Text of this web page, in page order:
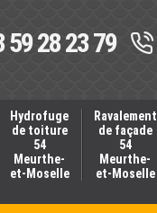
59 28 23 79
Hydrofuge
de toiture
54
Meurthe-
et-Moselle
Ravalement
de façade
54
Meurthe-
et-Moselle